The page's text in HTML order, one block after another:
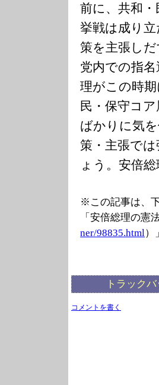
前に、共和
挙戦は成り
策を主張し
党内での指
理がこの時
民・保守コ
ばかりに気
策・主張で
ょう。安倍
※この記事は、
「安倍総理の憲
ner/98835.html ）」
トラック
コメントを書く